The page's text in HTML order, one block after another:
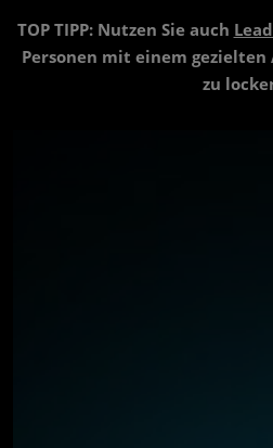
TOP TIPP: Nutzen Sie auch
Personen mit einem gezielten
zu